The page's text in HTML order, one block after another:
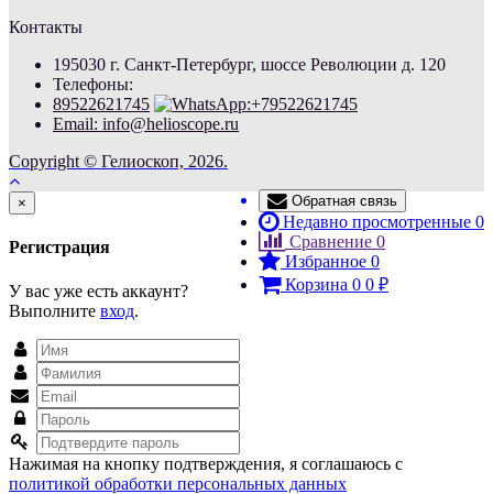
Контакты
195030 г. Санкт-Петербург, шоссе Революции д. 120
Телефоны:
89522621745
Email: info@helioscope.ru
Copyright © Гелиоскоп, 2026.
Обратная связь
Недавно просмотренные 0
Сравнение 0
Избранное 0
Корзина 0 0 ₽
×
Регистрация
У вас уже есть аккаунт?
Выполните вход.
Нажимая на кнопку подтверждения, я соглашаюсь с
политикой обработки персональных данных